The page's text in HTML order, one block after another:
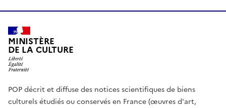
MINISTÈRE
DE LA CULTURE
POP décrit et diffuse des notices scientifiques de biens
culturels étudiés ou conservés en France (œuvres d'art,